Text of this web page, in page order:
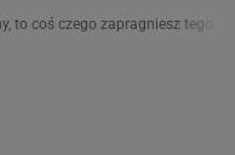
to coś czego zapragniesz tego lata